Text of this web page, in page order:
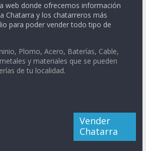
web donde ofrecemos información
Chatarra y los chatarreros más
para poder vender todo tipo de
Plomo, Acero, Baterías, Cable,
y materiales que se pueden
de tu localidad.
Vender
Chatarra